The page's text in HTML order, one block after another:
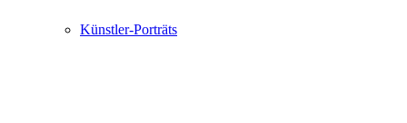
Künstler-Porträts